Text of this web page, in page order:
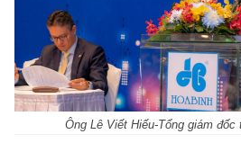
Ông Lê Viết Hiếu-Tổng giám